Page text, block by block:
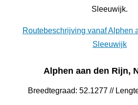
Sleeuwijk.
Routebeschrijving vanaf Alphen
Sleeuwijk
Alphen aan den Rijn,
Breedtegraad: 52.1277 //